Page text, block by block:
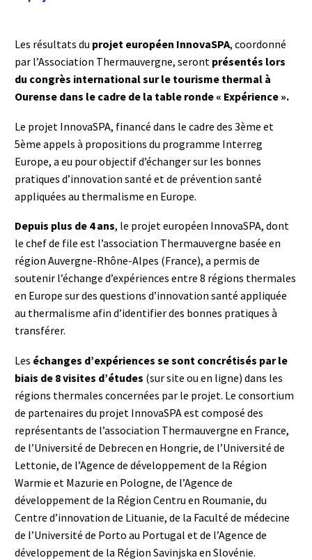
Les résultats du projet européen InnovaSPA, coordonné
par l’Association Thermauvergne, seront présentés lors
du congrès international sur le tourisme thermal à
Ourense dans le cadre de la table ronde « Expérience ».
Le projet InnovaSPA, financé dans le cadre des 3ème et
5ème appels à propositions du programme Interreg
Europe, a eu pour objectif d’échanger sur les bonnes
pratiques d’innovation santé et de prévention santé
appliquées au thermalisme en Europe.
Depuis plus de 4 ans, le projet européen InnovaSPA, dont
le chef de file est l’association Thermauvergne basée en
région Auvergne-Rhône-Alpes (France), a permis de
soutenir l’échange d’expériences entre 8 régions thermales
en Europe sur des questions d’innovation santé appliquée
au thermalisme afin d’identifier des bonnes pratiques à
transférer.
Les échanges d’expériences se sont concrétisés par le
biais de 8 visites d’études (sur site ou en ligne) dans les
régions thermales concernées par le projet. Le consortium
de partenaires du projet InnovaSPA est composé des
représentants de l’association Thermauvergne en France,
de l’Université de Debrecen en Hongrie, de l’Université de
Lettonie, de l’Agence de développement de la Région
Warmie et Mazurie en Pologne, de l’Agence de
développement de la Région Centru en Roumanie, du
Centre d’innovation de Lituanie, de la Faculté de médecine
de l’Université de Porto au Portugal et de l’Agence de
développement de la Région Savinjska en Slovénie.